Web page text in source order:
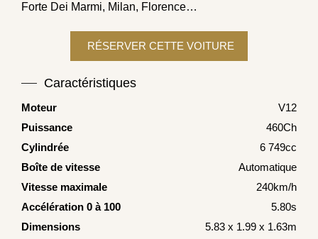
Forte Dei Marmi, Milan, Florence…
Caractéristiques
Moteur
V12
Puissance
460Ch
Cylindrée
6 749cc
Boîte de vitesse
Automatique
Vitesse maximale
240km/h
Accélération 0 à 100
5.80s
Dimensions
5.83 x 1.99 x 1.63m